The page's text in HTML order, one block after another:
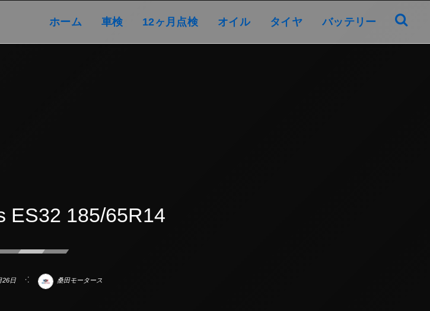
ホーム
ホーム 車検
車検 12ヶ月点検 オイル
オイル タイヤ
タイヤ バッテリー
バッテリー
ES32 185/65R14
26日 桑田モータース